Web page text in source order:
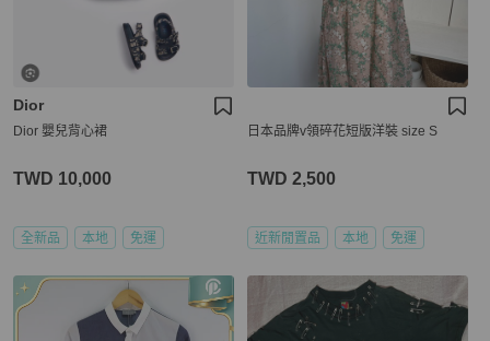
Dior
Dior 嬰兒背心裙
TWD 10,000
全新品 本地 免運
日本品牌v領碎花短版洋裝 size S
TWD 2,500
近新閒置品 本地 免運